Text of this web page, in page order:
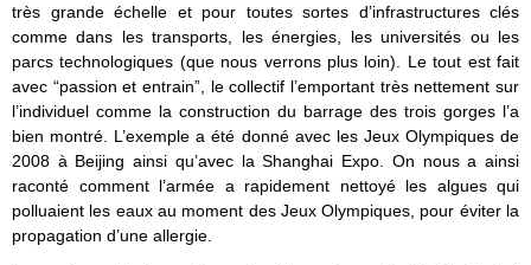
très grande échelle et pour toutes sortes d’infrastructures clés
comme dans les transports, les énergies, les universités ou les
parcs technologiques (que nous verrons plus loin). Le tout est fait
avec “passion et entrain”, le collectif l’emportant très nettement sur
l’individuel comme la construction du barrage des trois gorges l’a
bien montré. L’exemple a été donné avec les Jeux Olympiques de
2008 à Beijing ainsi qu’avec la Shanghai Expo. On nous a ainsi
raconté comment l’armée a rapidement nettoyé les algues qui
polluaient les eaux au moment des Jeux Olympiques, pour éviter la
propagation d’une allergie.